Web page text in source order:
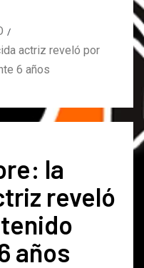
actriz reveló por
6 años
la
reveló
años